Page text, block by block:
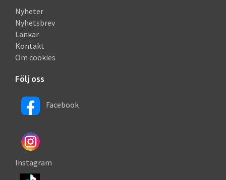
Nyheter
Nyhetsbrev
Länkar
Kontakt
Om cookies
Följ oss
Facebook
Instagram